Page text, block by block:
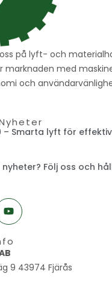
på lyft- och
marknaden med
och
– Smarta lyft för
nyheter? Följ oss och
Y
o
u
u
b
e
9 43974 Fjärås